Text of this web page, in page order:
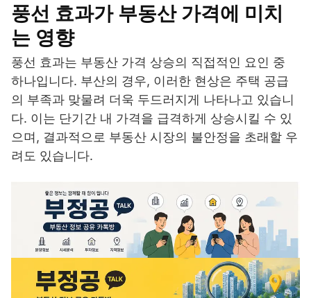
풍선 효과가 부동산 가격에 미치
는 영향
풍선 효과는 부동산 가격 상승의 직접적인 요인 중
하나입니다. 부산의 경우, 이러한 현상은 주택 공급
의 부족과 맞물려 더욱 두드러지게 나타나고 있습니
다. 이는 단기간 내 가격을 급격하게 상승시킬 수 있
으며, 결과적으로 부동산 시장의 불안정을 초래할 우
려도 있습니다.